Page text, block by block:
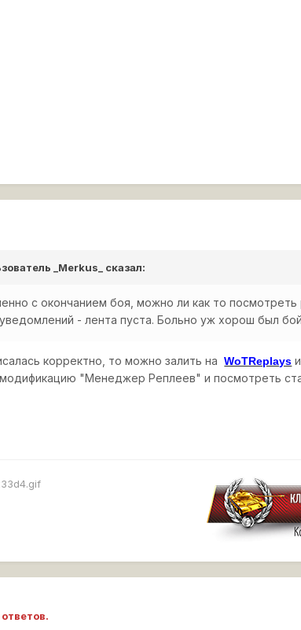
_Merkus_ сказал:
с окончанием боя, можно ли как то
- лента пуста. Больно уж хорош был
корректно, то можно залить на WoTReplays
модификацию "Менеджер Реплеев" и посмотреть